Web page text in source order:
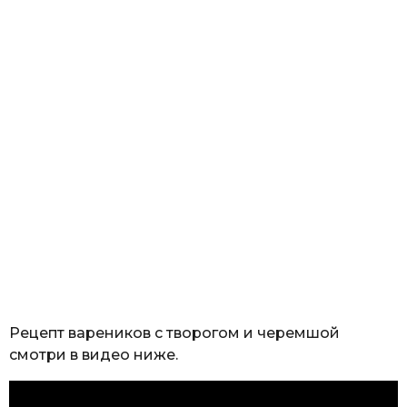
Рецепт вареников с творогом и черемшой
смотри в видео ниже.